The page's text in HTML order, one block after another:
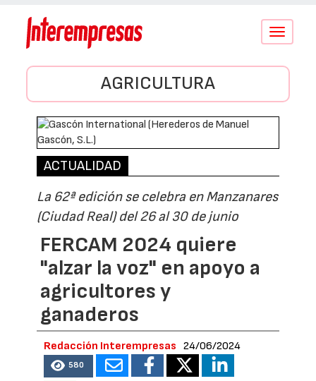
Conmutar
AGRICULTURA
ACTUALIDAD
La 62ª edición se celebra en Manzanares
(Ciudad Real) del 26 al 30 de junio
FERCAM 2024 quiere
"alzar la voz" en apoyo a
agricultores y
ganaderos
Redacción Interempresas 24/06/2024
580